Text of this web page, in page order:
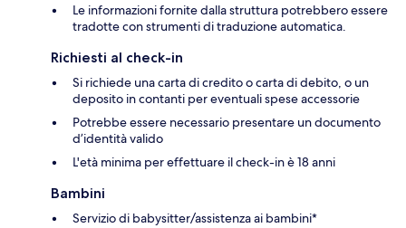
Le informazioni fornite dalla struttura potrebbero essere
tradotte con strumenti di traduzione automatica.
Richiesti al check-in
Si richiede una carta di credito o carta di debito, o un
deposito in contanti per eventuali spese accessorie
Potrebbe essere necessario presentare un documento
d’identità valido
L'età minima per effettuare il check-in è 18 anni
Bambini
Servizio di babysitter/assistenza ai bambini*